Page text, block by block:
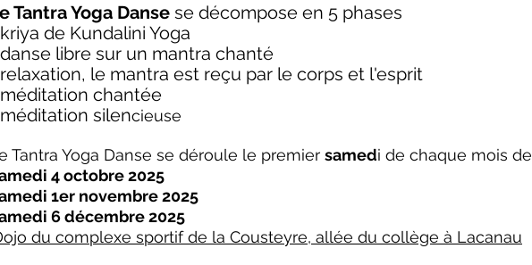
Tantra Yoga Danse se décompose en 5 phases
de Kundalini Yoga
libre sur un mantra chanté
le mantra est reçu par le corps et l'esprit
chantée
silencieuse
Tantra Yoga Danse se déroule le premier samedi de chaque mois de
4 octobre 2025
1er novembre 2025
6 décembre 2025
du complexe sportif de la Cousteyre, allée du collège à Lacanau